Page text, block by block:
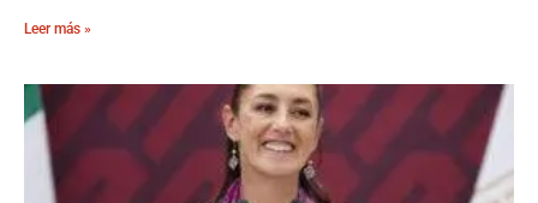
Leer más »